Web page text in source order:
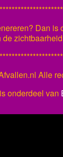
Dan
Alle
onderdeel van